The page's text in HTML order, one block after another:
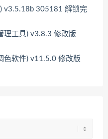
v3.5.18b 305181 解锁完
理工具) v3.8.3 修改版
色软件) v11.5.0 修改版